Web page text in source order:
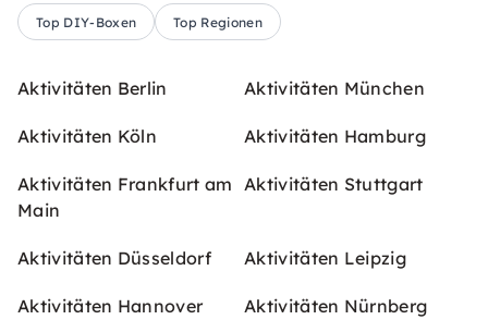
Top DIY-Boxen Top Regionen
Aktivitäten Berlin Aktivitäten München
Aktivitäten Köln Aktivitäten Hamburg
Aktivitäten Frankfurt am
Main
Aktivitäten Stuttgart
Aktivitäten Düsseldorf Aktivitäten Leipzig
Aktivitäten Hannover Aktivitäten Nürnberg